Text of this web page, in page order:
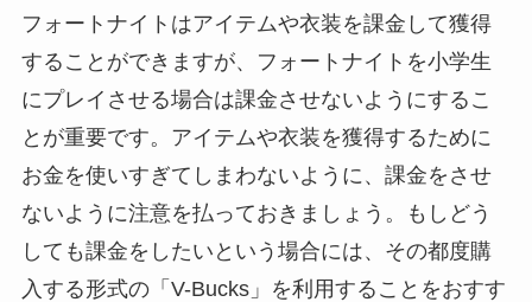
フォートナイトはアイテムや衣装を課金して獲得
することができますが、フォートナイトを小学生
にプレイさせる場合は課金させないようにするこ
とが重要です。アイテムや衣装を獲得するために
お金を使いすぎてしまわないように、課金をさせ
ないように注意を払っておきましょう。もしどう
しても課金をしたいという場合には、その都度購
入する形式の「V-Bucks」を利用することをおすす